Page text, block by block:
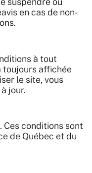
en cas de non-
à tout
toujours affichée
le site, vous
jour.
Ces conditions sont
de Québec et du